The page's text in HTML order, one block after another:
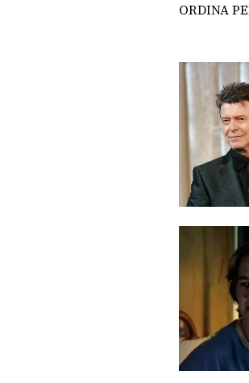
NEWS
FOTO
CONCORSI
TV
ORDINA